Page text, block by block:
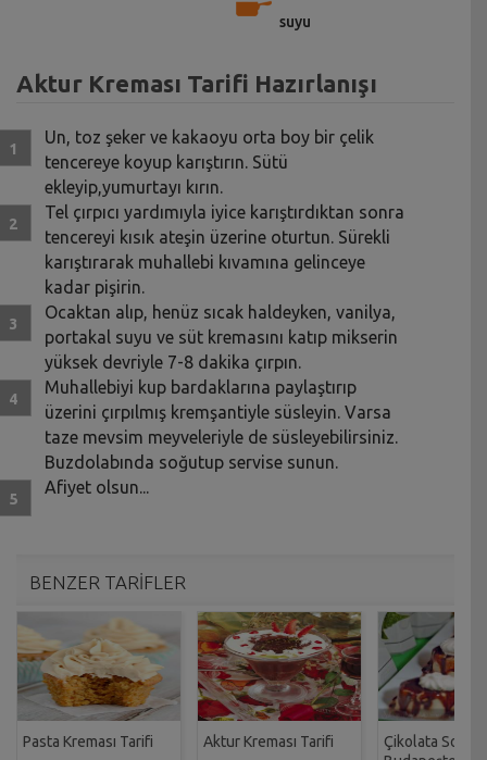
suyu
Aktur Kreması Tarifi Hazırlanışı
Un, toz şeker ve kakaoyu orta boy bir çelik
tencereye koyup karıştırın. Sütü
ekleyip,yumurtayı kırın.
Tel çırpıcı yardımıyla iyice karıştırdıktan sonra
tencereyi kısık ateşin üzerine oturtun. Sürekli
karıştırarak muhallebi kıvamına gelinceye
kadar pişirin.
Ocaktan alıp, henüz sıcak haldeyken, vanilya,
portakal suyu ve süt kremasını katıp mikserin
yüksek devriyle 7-8 dakika çırpın.
Muhallebiyi kup bardaklarına paylaştırıp
üzerini çırpılmış kremşantiyle süsleyin. Varsa
taze mevsim meyveleriyle de süsleyebilirsiniz.
Buzdolabında soğutup servise sunun.
Afiyet olsun...
BENZER TARİFLER
Pasta Kreması Tarifi Aktur Kreması Tarifi
Çikolata Soslu